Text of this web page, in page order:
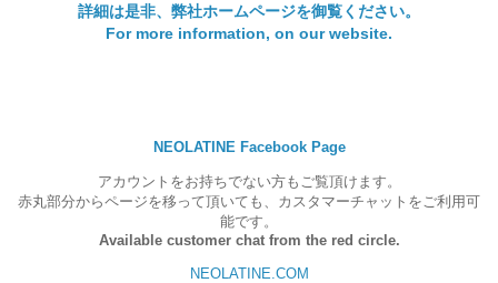
詳細は是非、弊社ホームページを御覧ください。
For more information, on our website.
NEOLATINE Facebook Page
アカウントをお持ちでない方もご覧頂けます。
赤丸部分からページを移って頂いても、カスタマーチャットをご利用可
能です。
Available customer chat from the red circle.
NEOLATINE.COM